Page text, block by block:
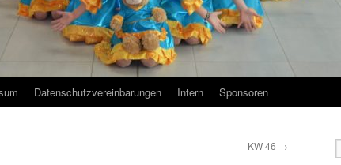
Datenschutzvereinbarungen Intern Sponsoren
KW 46 →